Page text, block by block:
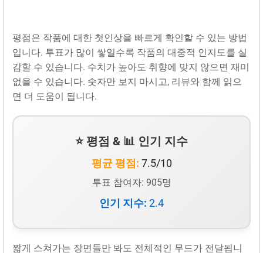
평점은 작품에 대한 첫인상을 빠르게 확인할 수 있는 방법
입니다. 투표가 많이 쌓일수록 작품의 대중적 인지도를 실
감할 수 있습니다. 수치가 높아도 취향에 맞지 않으면 재미
없을 수 있습니다. 숫자만 보지 마시고, 리뷰와 함께 읽으
면 더 도움이 됩니다.
⭐ 평점 & 📊 인기 지수
평균 평점: 7.5/10
투표 참여자: 905명
인기 지수: 2.4
짧게 스쳐가는 장면들만 봐도 전체적인 무드가 전달됩니